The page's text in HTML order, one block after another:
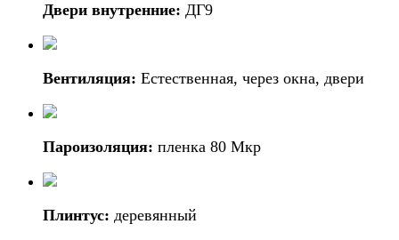
Двери внутренние: ДГ9
Вентиляция: Естественная, через окна, двери
Пароизоляция: пленка 80 Мкр
Плинтус: деревянный